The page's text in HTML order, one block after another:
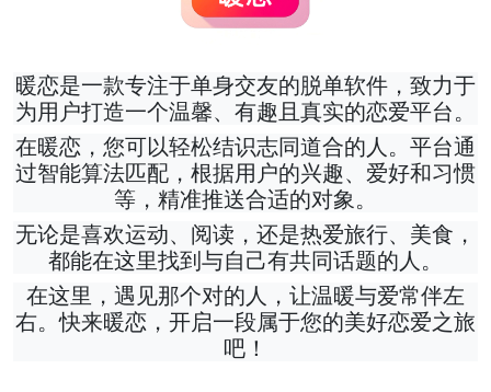
暖恋是一款专注于单身交友的脱单软件，致力于
为用户打造一个温馨、有趣且真实的恋爱平台。
在暖恋，您可以轻松结识志同道合的人。平台通
过智能算法匹配，根据用户的兴趣、爱好和习惯
等，精准推送合适的对象。
无论是喜欢运动、阅读，还是热爱旅行、美食，
都能在这里找到与自己有共同话题的人。
在这里，遇见那个对的人，让温暖与爱常伴左
右。快来暖恋，开启一段属于您的美好恋爱之旅
吧！